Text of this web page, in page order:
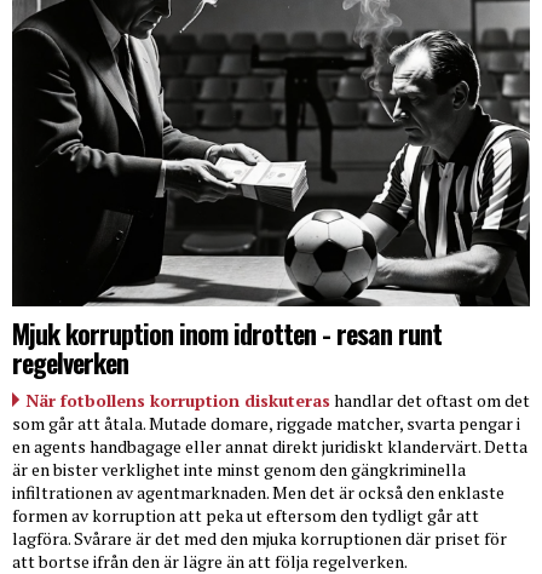
Mjuk korruption inom idrotten - resan runt
regelverken
När fotbollens korruption diskuteras handlar det oftast om det
som går att åtala. Mutade domare, riggade matcher, svarta pengar i
en agents handbagage eller annat direkt juridiskt klandervärt. Detta
är en bister verklighet inte minst genom den gängkriminella
infiltrationen av agentmarknaden. Men det är också den enklaste
formen av korruption att peka ut eftersom den tydligt går att
lagföra. Svårare är det med den mjuka korruptionen där priset för
att bortse ifrån den är lägre än att följa regelverken.